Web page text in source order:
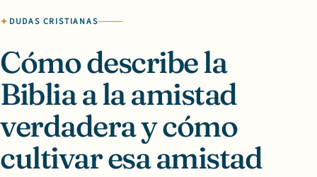
DUDAS CRISTIANAS
Cómo describe la
Biblia a la amistad
verdadera y cómo
cultivar esa amistad